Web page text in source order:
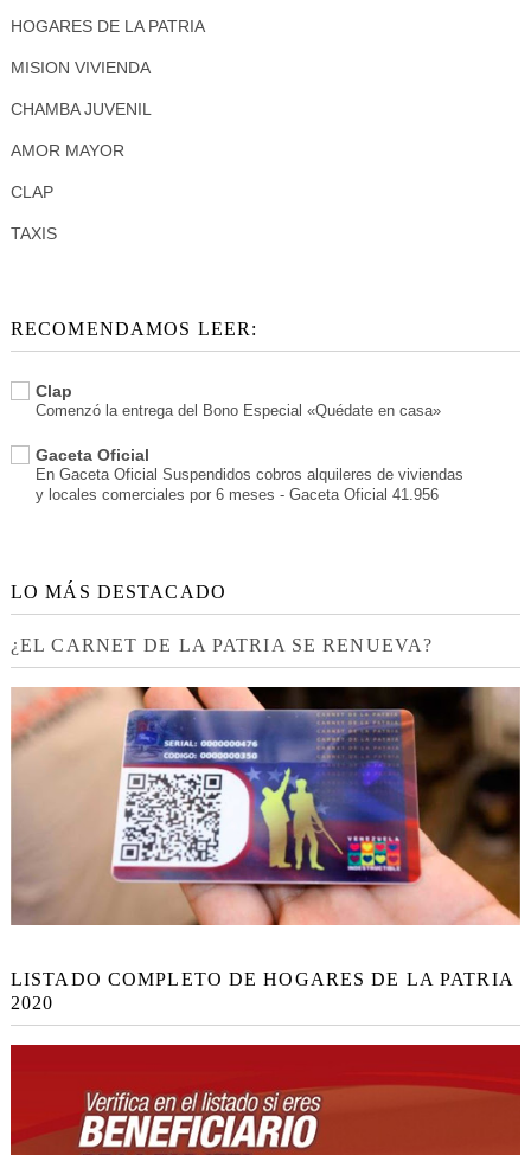
HOGARES DE LA PATRIA
MISION VIVIENDA
CHAMBA JUVENIL
AMOR MAYOR
CLAP
TAXIS
RECOMENDAMOS LEER:
Clap
Comenzó la entrega del Bono Especial «Quédate en casa»
Gaceta Oficial
En Gaceta Oficial Suspendidos cobros alquileres de viviendas
y locales comerciales por 6 meses - Gaceta Oficial 41.956
LO MÁS DESTACADO
¿EL CARNET DE LA PATRIA SE RENUEVA?
LISTADO COMPLETO DE HOGARES DE LA PATRIA
2020